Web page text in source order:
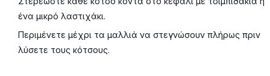
ένα μικρό λαστιχάκι.
Περιμένετε μέχρι τα μαλλιά να στεγνώσουν πλήρως πριν
λύσετε τους κότσους.